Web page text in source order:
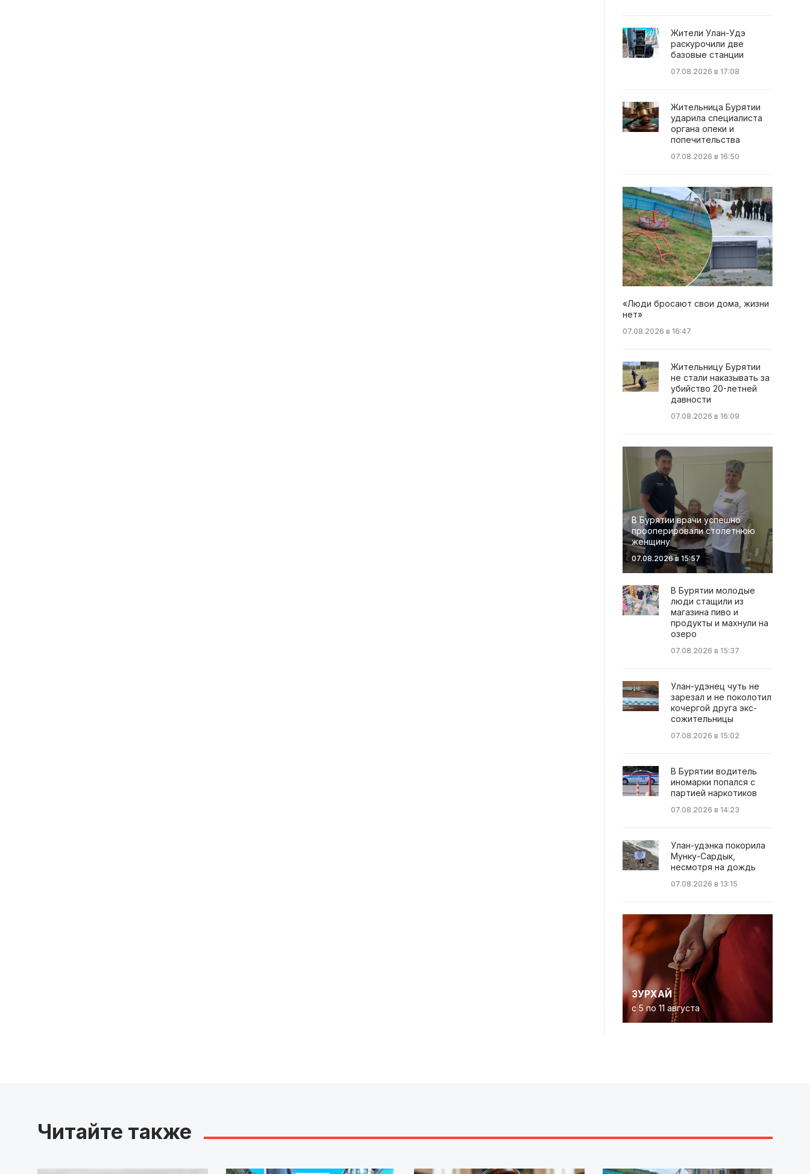
Жители Улан-Удэ
раскурочили две
базовые станции
07.08.2026 в 17:08
Жительница Бурятии
ударила специалиста
органа опеки и
попечительства
07.08.2026 в 16:50
«Люди бросают свои дома, жизни
нет»
07.08.2026 в 16:47
Жительницу Бурятии
не стали наказывать за
убийство 20-летней
давности
07.08.2026 в 16:09
В Бурятии врачи успешно
прооперировали столетнюю
женщину
07.08.2026 в 15:57
В Бурятии молодые
люди стащили из
магазина пиво и
продукты и махнули на
озеро
07.08.2026 в 15:37
Улан-удэнец чуть не
зарезал и не поколотил
кочергой друга экс-
сожительницы
07.08.2026 в 15:02
В Бурятии водитель
иномарки попался с
партией наркотиков
07.08.2026 в 14:23
Улан-удэнка покорила
Мунку-Сардык,
несмотря на дождь
07.08.2026 в 13:15
ЗУРХАЙ
с 5 по 11 августа
Читайте также